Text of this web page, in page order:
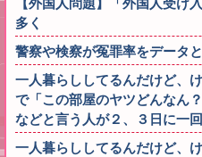
【外国人問題】「外国人受
多く
警察や検察が冤罪率をデータ
一人暮らししてるんだけど、
で「この部屋のヤツどんなん
などと言う人が２、３日に一
一人暮らししてるんだけど、